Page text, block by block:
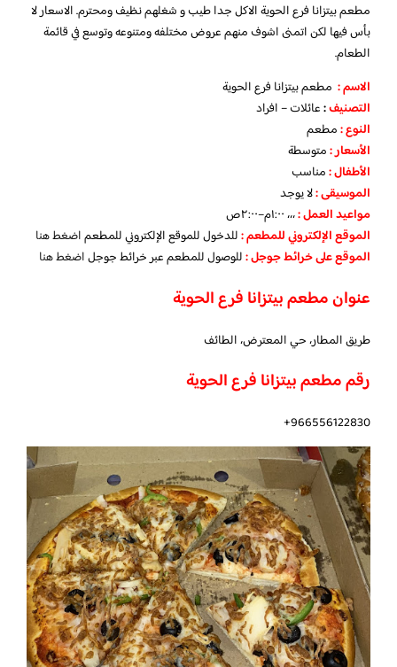
مطعم بيتزانا فرع الحويةالاكل جدا طيب و شغلهم نظيف ومحترم. الاسعار لا
بأس فيها لكن اتمنى اشوف منهم عروض مختلفه ومتنوعه وتوسع في قائمة
الطعام.
الاسم : مطعم بيتزانا فرع الحوية
التصنيف:عائلات – افراد
النوع :مطعم
الأسعار:متوسطة
الأطفال:مناسب
الموسيقى :لا يوجد
مواعيد العمل :،،، ١:٠٠م–٢:٠٠ص
الموقع الإلكتروني للمطعم:للدخول للموقع الإلكتروني للمطعماضغط هنا
الموقع على خرائط جوجل:للوصول للمطعم عبر خرائط جوجلاضغط هنا
عنوان مطعم بيتزانا فرع الحوية
طريق المطار، حي المعترض، الطائف
رقم مطعم بيتزانا فرع الحوية
966556122830+